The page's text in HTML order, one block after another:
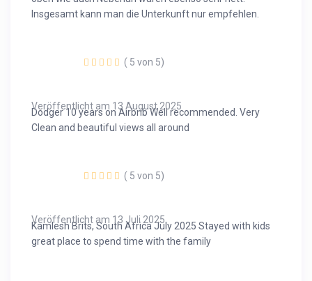
Insgesamt kann man die Unterkunft nur empfehlen.
Veröffentlicht am 13 August 2025
( 5 von 5)
Dodger 10 years on Airbnb Well recommended. Very
Clean and beautiful views all around
Veröffentlicht am 13 Juli 2025
( 5 von 5)
Kamlesh Brits, South Africa July 2025 Stayed with kids
great place to spend time with the family